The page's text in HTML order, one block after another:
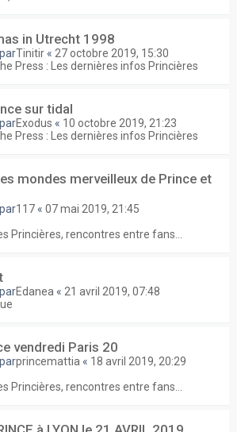
in Utrecht 1998
Tinitir « 27 octobre 2019, 15:30
Press : Les dernières infos Princières
sur tidal
Exodus « 10 octobre 2019, 21:23
Press : Les dernières infos Princières
mondes merveilleux de Prince et
117 « 07 mai 2019, 21:45
Princières, rencontres entre fans...
Edanea « 21 avril 2019, 07:48
vendredi Paris 20
princemattia « 18 avril 2019, 20:29
Princières, rencontres entre fans...